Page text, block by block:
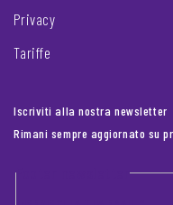
Privacy
Tariffe
Iscriviti alla nostra newsletter
Rimani sempre aggiornato su
Footer newsletter